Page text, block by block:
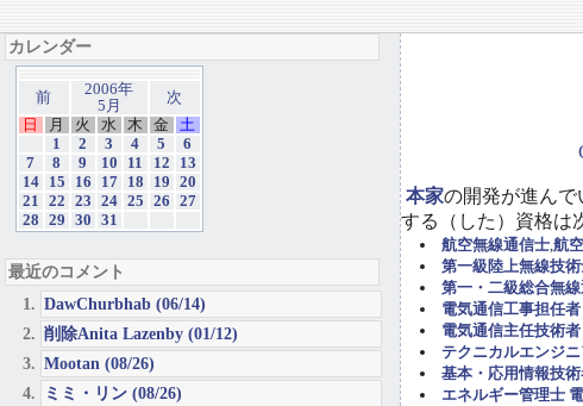
本家の開発が進ん
する（した）資格は
航空無線通信士,航
第一級陸上無線技
第一・二級総合無
電気通信工事担任
電気通信主任技術
テクニカルエンジ
基本・応用情報技
エネルギー管理士
カレンダー
前
2006年
5月
次
日
月 火 水 木 金
土
1
2 3 4 5
6
7
8 9 10 11 12
13
14
15 16 17 18 19
20
21
22 23 24 25 26
27
28
29 30 31
最近のコメント
DawChurbhab (06/14)
削除Anita Lazenby (01/12)
Mootan (08/26)
ミミ・リン (08/26)